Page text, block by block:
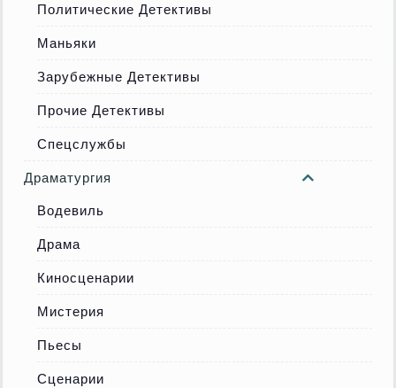
Политические Детективы
Маньяки
Зарубежные Детективы
Прочие Детективы
Спецслужбы
Драматургия
Водевиль
Драма
Киносценарии
Мистерия
Пьесы
Сценарии